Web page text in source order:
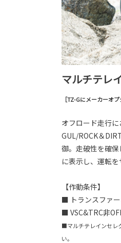
マルチテレ
［TZ-Gにメーカーオプ
オフロード走行
GUL/ROCK＆
御。走破性を確
に表示し、運転を
【作動条件】
■ トランスファ
■ VSC&TRC非
■マルチテレインセレ
い。